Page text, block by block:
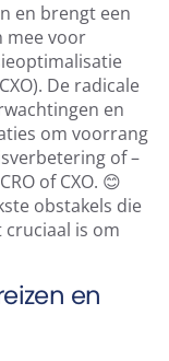
en brengt een
mee voor
De radicale
en
om voorrang
of –
of CXO. 😊
obstakels die
is om
en